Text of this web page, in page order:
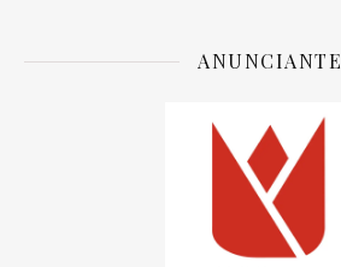
ANUNCIANTE